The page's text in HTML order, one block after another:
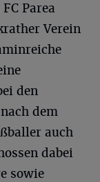
Parea
Verein
den
dem
auch
dabei
sowie